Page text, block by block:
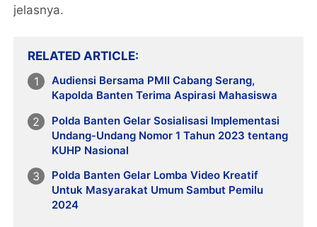
jelasnya.
RELATED ARTICLE
Audiensi Bersama PMII Cabang Serang,
Kapolda Banten Terima Aspirasi Mahasiswa
Polda Banten Gelar Sosialisasi Implementasi
Undang-Undang Nomor 1 Tahun 2023 tentang
KUHP Nasional
Polda Banten Gelar Lomba Video Kreatif
Untuk Masyarakat Umum Sambut Pemilu
2024